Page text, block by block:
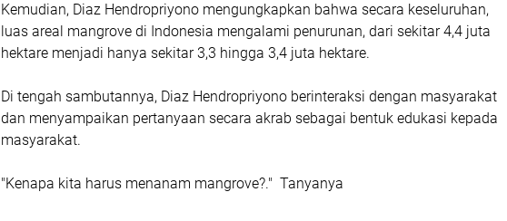
Kemudian, Diaz Hendropriyono mengungkapkan bahwa secara keseluruhan,
luas areal mangrove di Indonesia mengalami penurunan, dari sekitar 4,4 juta
hektare menjadi hanya sekitar 3,3 hingga 3,4 juta hektare.
Di tengah sambutannya, Diaz Hendropriyono berinteraksi dengan masyarakat
dan menyampaikan pertanyaan secara akrab sebagai bentuk edukasi kepada
masyarakat.
"Kenapa kita harus menanam mangrove?." Tanyanya